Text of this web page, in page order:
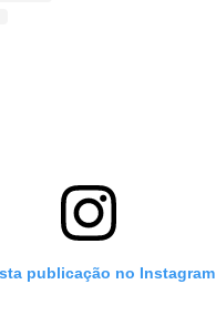
publicação no Instagram